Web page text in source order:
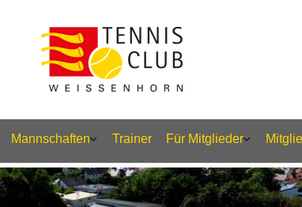
Mannschaften Trainer Für Mitglieder